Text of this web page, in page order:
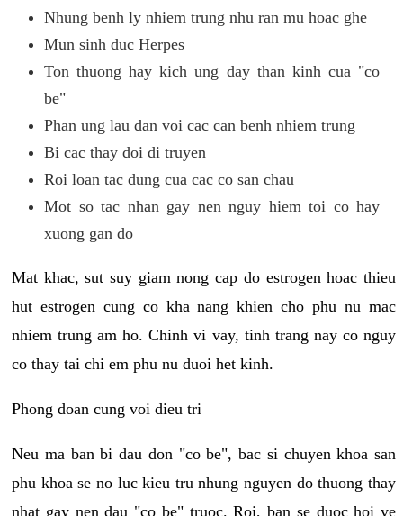
Nhung benh ly nhiem trung nhu ran mu hoac ghe
Mun sinh duc Herpes
Ton thuong hay kich ung day than kinh cua "co
be"
Phan ung lau dan voi cac can benh nhiem trung
Bi cac thay doi di truyen
Roi loan tac dung cua cac co san chau
Mot so tac nhan gay nen nguy hiem toi co hay
xuong gan do
Mat khac, sut suy giam nong cap do estrogen hoac thieu
hut estrogen cung co kha nang khien cho phu nu mac
nhiem trung am ho. Chinh vi vay, tinh trang nay co nguy
co thay tai chi em phu nu duoi het kinh.
Phong doan cung voi dieu tri
Neu ma ban bi dau don "co be", bac si chuyen khoa san
phu khoa se no luc kieu tru nhung nguyen do thuong thay
nhat gay nen dau "co be" truoc. Roi, ban se duoc hoi ve